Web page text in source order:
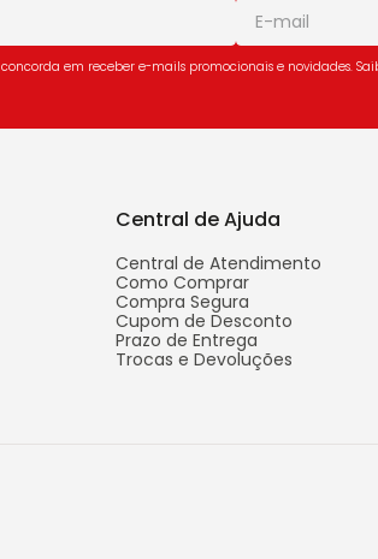
em receber e-mails promocionais e novidades.
Central de Ajuda
Central de Atendimento
Como Comprar
Compra Segura
Cupom de Desconto
Prazo de Entrega
Trocas e Devoluções